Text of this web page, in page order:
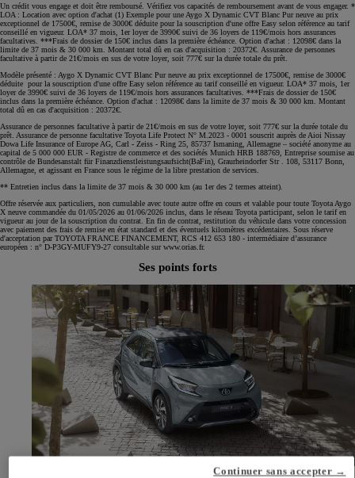
Un crédit vous engage et doit être remboursé. Vérifiez vos capacités de remboursement avant de vous engager. *
LOA : Location avec option d'achat (1) Exemple pour une Aygo X Dynamic CVT Blanc Pur neuve au prix
exceptionnel de 17500€, remise de 3000€ déduite pour la souscription d'une offre Easy selon référence au tarif
conseillé en vigueur. LOA* 37 mois, 1er loyer de 3990€ suivi de 36 loyers de 119€/mois hors assurances
facultatives. ***Frais de dossier de 150€ inclus dans la première échéance. Option d'achat : 12098€ dans la
limite de 37 mois & 30 000 km. Montant total dû en cas d'acquisition : 20372€. Assurance de personnes
facultative à partir de 21€/mois en sus de votre loyer, soit 777€ sur la durée totale du prêt.
Modèle présenté : Aygo X Dynamic CVT Blanc Pur neuve au prix exceptionnel de 17500€, remise de 3000€
déduite pour la souscription d'une offre Easy selon référence au tarif conseillé en vigueur. LOA* 37 mois, 1er
loyer de 3990€ suivi de 36 loyers de 119€/mois hors assurances facultatives. ***Frais de dossier de 150€
inclus dans la première échéance. Option d'achat : 12098€ dans la limite de 37 mois & 30 000 km. Montant
total dû en cas d'acquisition : 20372€.
Assurance de personnes facultative à partir de 21€/mois en sus de votre loyer, soit 777€ sur la durée totale du
prêt. Assurance de personne facultative Toyota Life Protect N° M.2023 - 0001 souscrit auprès de Aioi Nissay
Dowa Life Insurance of Europe AG, Carl - Zeiss - Ring 25, 85737 Ismaning, Allemagne – société anonyme au
capital de 5 000 000 EUR - Registre de commerce et des sociétés Munich HRB 188769, Entreprise soumise au
contrôle de Bundesanstalt für Finanzdienstleistungsaufsicht(BaFin), Graurheindorfer Str . 108, 53117 Bonn,
Allemagne, et agissant en France sous le régime de la libre prestation de services.
** Entretien inclus dans la limite de 37 mois & 30 000 km (au 1er des 2 termes atteint).
Offre réservée aux particuliers, non cumulable avec toute autre offre en cours et valable pour toute Toyota Aygo
X neuve commandée du 01/05/2026 au 01/06/2026 inclus, dans le réseau Toyota participant, selon le tarif en
vigueur au jour de la souscription du contrat. En fin de contrat, restitution du véhicule dans votre concession
avec paiement des frais de remise en état standard et des éventuels kilomètres excédentaires. Sous réserve
d'acceptation par TOYOTA FRANCE FINANCEMENT, RCS 412 653 180 - intermédiaire d’assurance
européen : n° D-P3GY-MUFY9-27 consultable sur www.orias.fr.
Ses points forts
Continuer sans accepter →